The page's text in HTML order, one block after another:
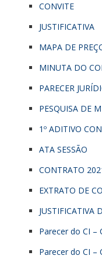
CONVITE
JUSTIFICATIVA
MAPA DE
MINUTA DO
PARECER
PESQUISA DE
1º ADITIVO
ATA SESSÃO
CONTRATO
EXTRATO DE
JUSTIFICATIVA
Parecer do CI –
Parecer do CI –